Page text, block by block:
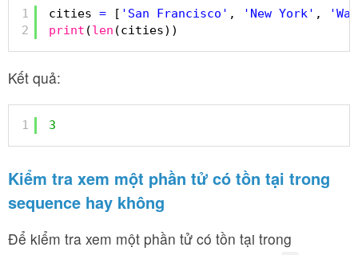
1
2
cities = [ 'San Francisco' , 'New York' ,
print (len (cities))
Kết quả:
1 3
Kiểm tra xem một phần tử có tồn tại trong
sequence hay không
Để kiểm tra xem một phần tử có tồn tại trong